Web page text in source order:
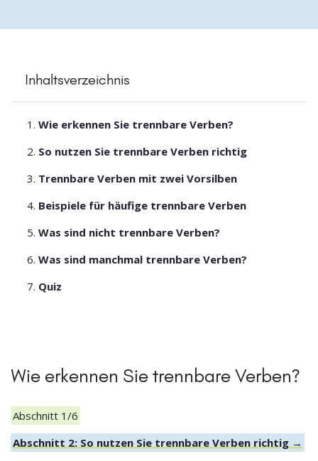
Inhaltsverzeichnis
Wie erkennen Sie trennbare Verben?
So nutzen Sie trennbare Verben richtig
Trennbare Verben mit zwei Vorsilben
Beispiele für häufige trennbare Verben
Was sind nicht trennbare Verben?
Was sind manchmal trennbare Verben?
Quiz
Wie erkennen Sie trennbare Verben?
Abschnitt 1/6
Abschnitt 2: So nutzen Sie trennbare Verben richtig →